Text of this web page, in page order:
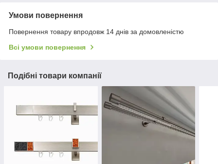
Умови повернення
Повернення товару впродовж 14 днів за домовленістю
Всі умови повернення
Подібні товари компанії